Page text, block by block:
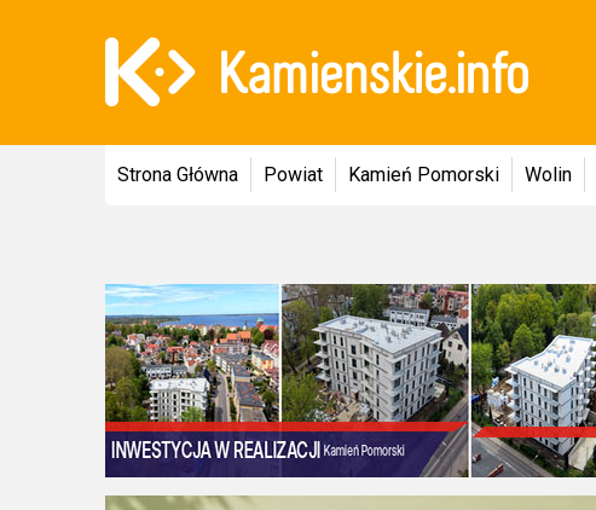
Strona Główna Powiat Kamień Pomorski Wolin